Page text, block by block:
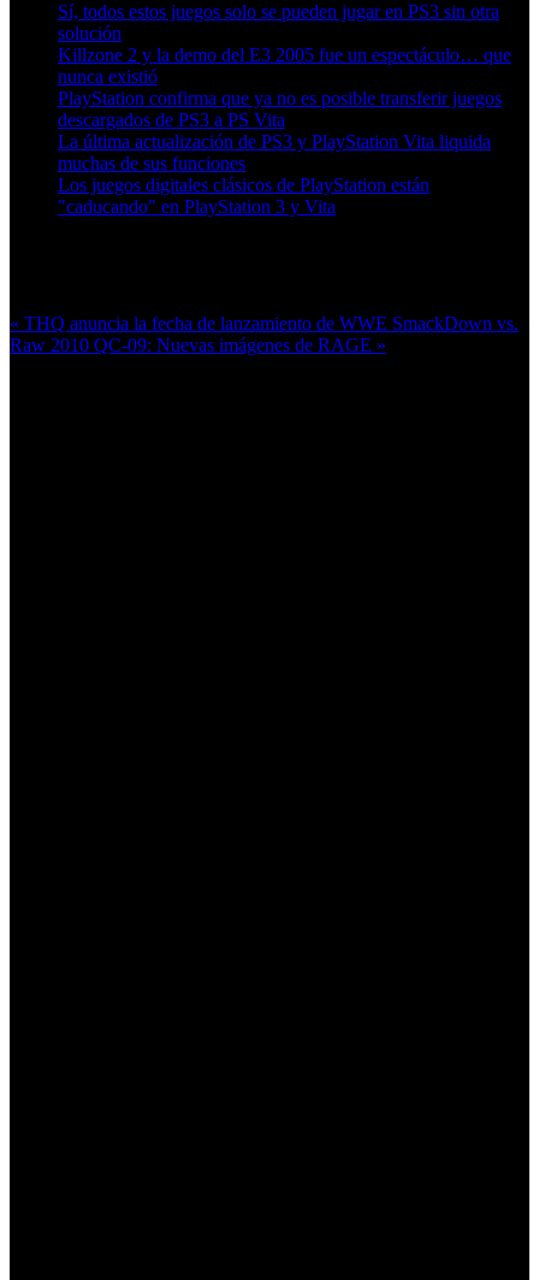
Sí, todos estos juegos solo se pueden jugar en PS3 sin otra
solución
Killzone 2 y la demo del E3 2005 fue un espectáculo… que
nunca existió
PlayStation confirma que ya no es posible transferir juegos
descargados de PS3 a PS Vita
La última actualización de PS3 y PlayStation Vita liquida
muchas de sus funciones
Los juegos digitales clásicos de PlayStation están
"caducando" en PlayStation 3 y Vita
« THQ anuncia la fecha de lanzamiento de WWE SmackDown vs.
Raw 2010 QC-09: Nuevas imágenes de RAGE »